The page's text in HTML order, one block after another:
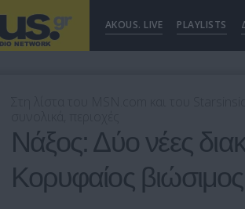
AKOUS. LIVE PLAYLISTS
Νάξος: Δύο νέες
Κορυφαίος